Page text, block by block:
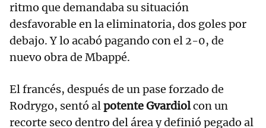
ritmo que demandaba su situación
desfavorable en la eliminatoria, dos goles por
debajo. Y lo acabó pagando con el 2-0, de
nuevo obra de Mbappé.
El francés, después de un pase forzado de
Rodrygo, sentó alpotente Gvardiolcon un
recorte seco dentro del área y definió pegado al